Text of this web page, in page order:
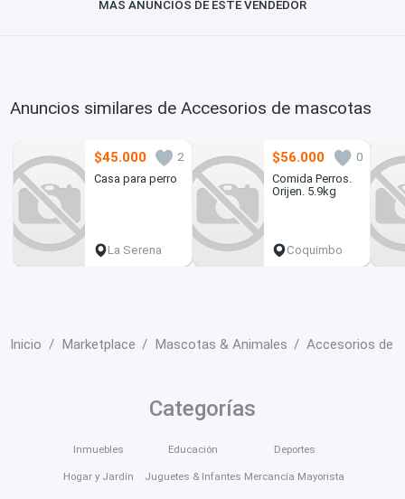
MÁS ANUNCIOS DE ESTE VENDEDOR
Anuncios similares de Accesorios de mascotas
$45.000
2
Casa para perro
La Serena
$56.000
0
Comida Perros.
Orijen. 5.9kg
Coquimbo
Inicio Marketplace Mascotas & Animales Accesorios de
Categorías
Inmuebles
Hogar y Jardín
Educación
Juguetes & Infantes
Deportes
Mercancía Mayorista